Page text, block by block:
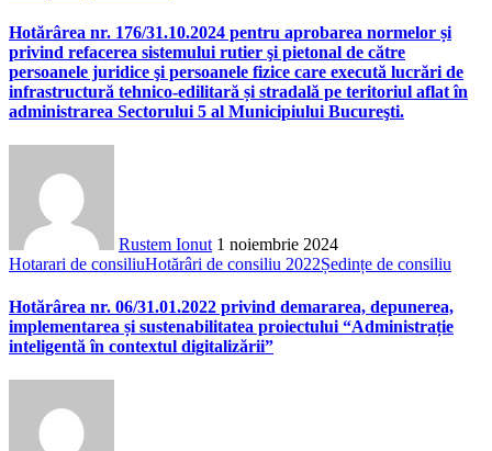
Hotărârea nr. 176/31.10.2024 pentru aprobarea normelor și
privind refacerea sistemului rutier şi pietonal de către
persoanele juridice şi persoanele fizice care execută lucrări de
infrastructură tehnico-edilitară și stradală pe teritoriul aflat în
administrarea Sectorului 5 al Municipiului Bucureşti.
Rustem Ionut 1 noiembrie 2024
Hotarari de consiliuHotărâri de consiliu 2022Ședințe de consiliu
Hotărârea nr. 06/31.01.2022 privind demararea, depunerea,
implementarea și sustenabilitatea proiectului “Administrație
inteligentă în contextul digitalizării”